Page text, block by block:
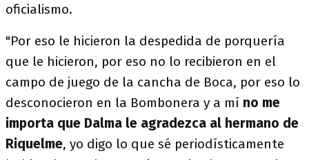
oficialismo.
"Por eso le hicieron la despedida de porquería
que le hicieron, por eso no lo recibieron en el
campo de juego de la cancha de Boca, por eso lo
desconocieron en la Bombonera y a mí no me
importa que Dalma le agradezca al hermano de
Riquelme, yo digo lo que sé periodísticamente